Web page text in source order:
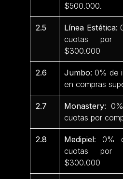
$500.000.
2.5 Línea Estética:
cuotas por
$300.000
2.6 Jumbo: 0% de
en compras
2.7 Monastery:
cuotas por
2.8 Medipiel: 0%
cuotas por
$300.000